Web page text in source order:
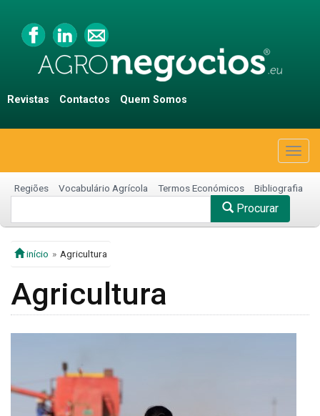
Revistas Contactos Quem Somos
Regiões Vocabulário Agrícola Termos Económicos Bibliografia
Procurar
início Agricultura
Agricultura